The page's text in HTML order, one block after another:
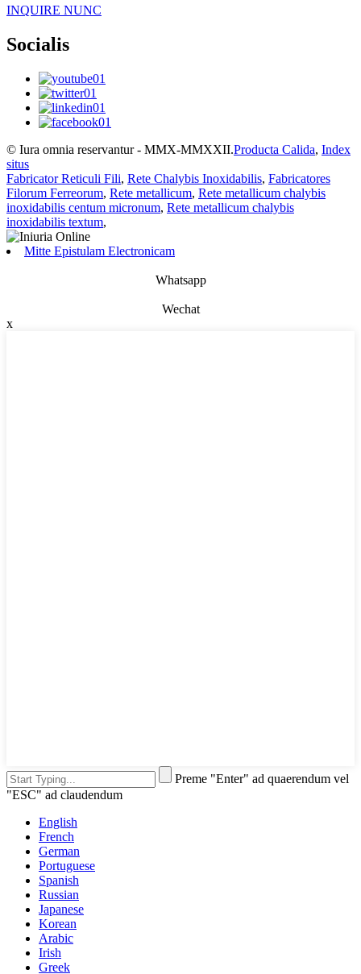
INQUIRE NUNC
Socialis
© Iura omnia reservantur - MMX-MMXXII.Producta Calida, Index
situs
Fabricator Reticuli Fili, Rete Chalybis Inoxidabilis, Fabricatores
Filorum Ferreorum, Rete metallicum, Rete metallicum chalybis
inoxidabilis centum micronum, Rete metallicum chalybis
inoxidabilis textum,
Mitte Epistulam Electronicam
Whatsapp
Wechat
x
Preme "Enter" ad quaerendum vel
"ESC" ad claudendum
English
French
German
Portuguese
Spanish
Russian
Japanese
Korean
Arabic
Irish
Greek